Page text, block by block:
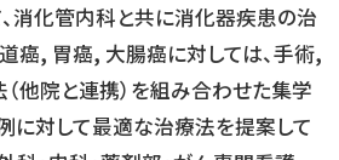
消化管内科と共に消化器疾患の治
癌, 胃癌, 大腸癌に対しては、手術,
他院と連携）を組み合わせた集学
に対して最適な治療法を提案して